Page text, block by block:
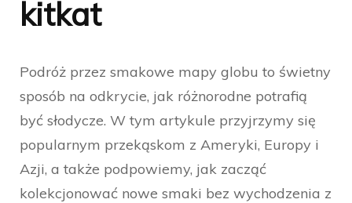
kitkat
Podróż przez smakowe mapy globu to świetny
sposób na odkrycie, jak różnorodne potrafią
być słodycze. W tym artykule przyjrzymy się
popularnym przekąskom z Ameryki, Europy i
Azji, a także podpowiemy, jak zacząć
kolekcjonować nowe smaki bez wychodzenia z